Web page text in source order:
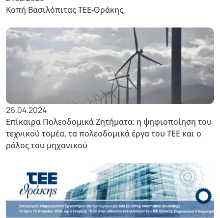
Κοπή Βασιλόπιτας ΤΕΕ-Θράκης
26.04.2024
Επίκαιρα Πολεοδομικά Ζητήματα: η ψηφιοποίηση του
τεχνικού τομέα, τα πολεοδομικά έργα του ΤΕΕ και ο
ρόλος του μηχανικού